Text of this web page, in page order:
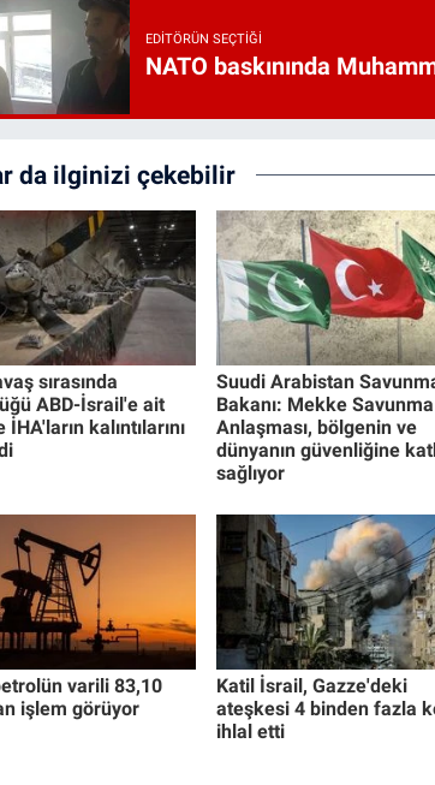
EDITÖRÜN SEÇTIĞI
NATO baskınında
da ilginizi çekebilir
sırasında
ABD-İsrail'e ait
kalıntılarını
Suudi Arabistan
Bakanı: Mekke Savunma
Anlaşması, bölgenin ve
dünyanın güvenliğine
sağlıyor
varili 83,10
işlem görüyor
Katil İsrail, Gazze'deki
ateşkesi 4 binden fazla
ihlal etti